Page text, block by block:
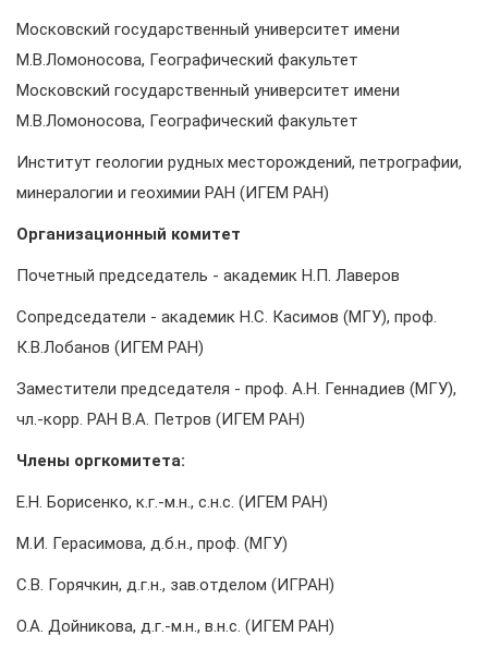
Московский государственный университет имени
М.В.Ломоносова, Географический факультет
Московский государственный университет имени
М.В.Ломоносова, Географический факультет
Институт геологии рудных месторождений, петрографии,
минералогии и геохимии РАН (ИГЕМ РАН)
Организационный комитет
Почетный председатель - академик Н.П. Лаверов
Сопредседатели - академик Н.С. Касимов (МГУ), проф.
К.В.Лобанов (ИГЕМ РАН)
Заместители председателя - проф. А.Н. Геннадиев (МГУ),
чл.-корр. РАН В.А. Петров (ИГЕМ РАН)
Члены оргкомитета:
Е.Н. Борисенко, к.г.-м.н., с.н.с. (ИГЕМ РАН)
М.И. Герасимова, д.б.н., проф. (МГУ)
С.В. Горячкин, д.г.н., зав.отделом (ИГРАН)
О.А. Дойникова, д.г.-м.н., в.н.с. (ИГЕМ РАН)